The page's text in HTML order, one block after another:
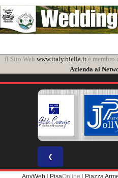
il Sito Web www.italy.biella.it è
Azienda al
❮
AnyWeb PisaOnline | Piazza